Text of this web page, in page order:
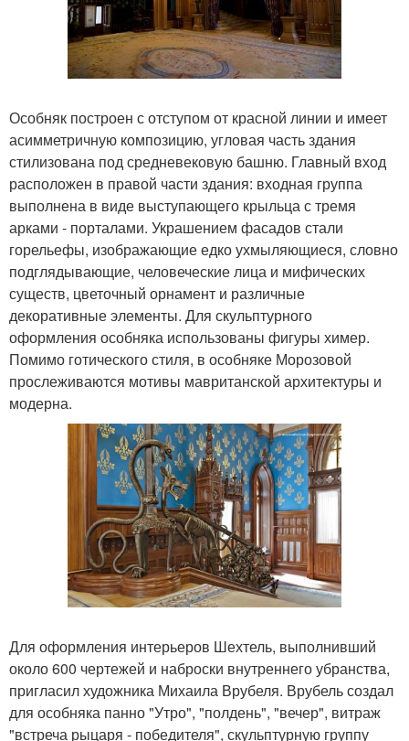
Особняк построен с отступом от красной линии и имеет
асимметричную композицию, угловая часть здания
стилизована под средневековую башню. Главный вход
расположен в правой части здания: входная группа
выполнена в виде выступающего крыльца с тремя
арками - порталами. Украшением фасадов стали
горельефы, изображающие едко ухмыляющиеся, словно
подглядывающие, человеческие лица и мифических
существ, цветочный орнамент и различные
декоративные элементы. Для скульптурного
оформления особняка использованы фигуры химер.
Помимо готического стиля, в особняке Морозовой
прослеживаются мотивы мавританской архитектуры и
модерна.
Для оформления интерьеров Шехтель, выполнивший
около 600 чертежей и наброски внутреннего убранства,
пригласил художника Михаила Врубеля. Врубель создал
для особняка панно "Утро", "полдень", "вечер", витраж
"встреча рыцаря - победителя", скульптурную группу